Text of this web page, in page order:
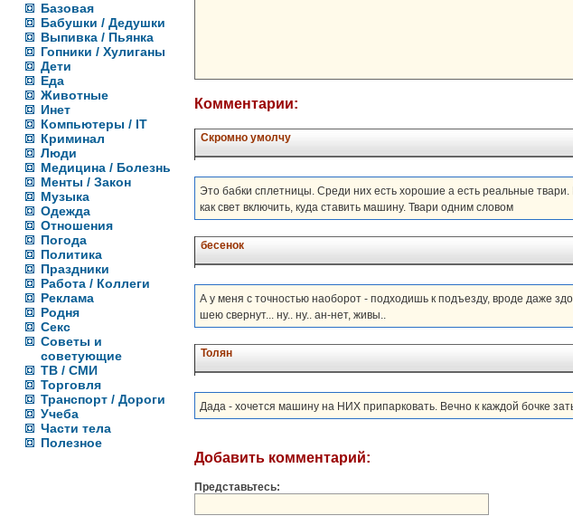
Базовая
Бабушки / Дедушки
Выпивка / Пьянка
Гопники / Хулиганы
Дети
Еда
Животные
Инет
Компьютеры / IT
Криминал
Люди
Медицина / Болезнь
Менты / Закон
Музыка
Одежда
Отношения
Погода
Политика
Праздники
Работа / Коллеги
Реклама
Родня
Секс
Советы и
советующие
ТВ / СМИ
Торговля
Транспорт / Дороги
Учеба
Части тела
Полезное
Комментарии:
Скромно умолчу
Это бабки сплетницы. Среди них есть хорошие а есть реальные
как свет включить, куда ставить машину. Твари одним словом
бесенок
А у меня с точностью наоборот - подходишь к подъезду, вроде даже
шею свернут... ну.. ну.. ан-нет, живы..
Толян
Дада - хочется машину на НИХ припарковать. Вечно к каждой бочке
Добавить комментарий:
Представьтесь: